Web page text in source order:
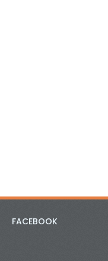
FACEBOOK